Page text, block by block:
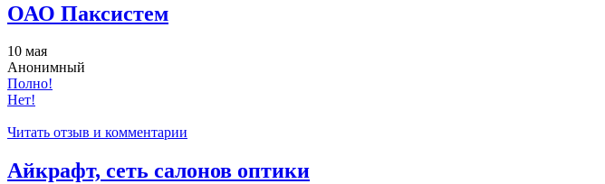
ОАО Паксистем
10 мая
Анонимный
Полно!
Нет!
Читать отзыв и комментарии
Айкрафт, сеть салонов оптики